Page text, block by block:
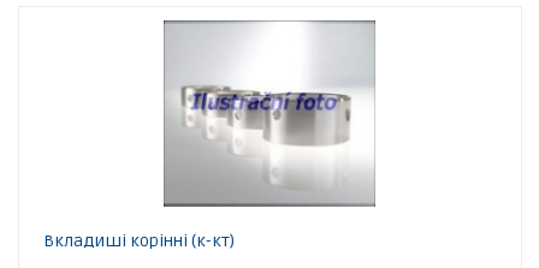
Вкладиші корінні (к-кт)